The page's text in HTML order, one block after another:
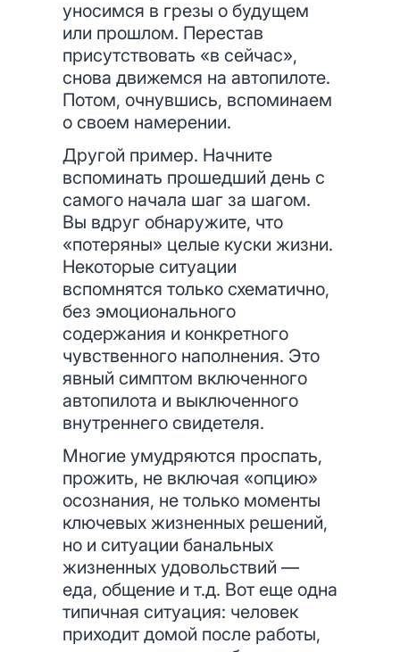
уносимся в грезы о будущем
или прошлом. Перестав
присутствовать «в сейчас»,
снова движемся на автопилоте.
Потом, очнувшись, вспоминаем
о своем намерении.
Другой пример. Начните
вспоминать прошедший день с
самого начала шаг за шагом.
Вы вдруг обнаружите, что
«потеряны» целые куски жизни.
Некоторые ситуации
вспомнятся только схематично,
без эмоционального
содержания и конкретного
чувственного наполнения. Это
явный симптом включенного
автопилота и выключенного
внутреннего свидетеля.
Многие умудряются проспать,
прожить, не включая «опцию»
осознания, не только моменты
ключевых жизненных решений,
но и ситуации банальных
жизненных удовольствий —
еда, общение и т.д. Вот еще одна
типичная ситуация: человек
приходит домой после работы,